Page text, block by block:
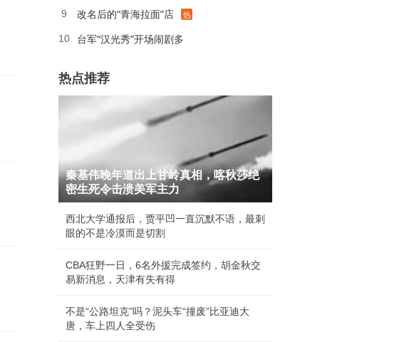
1
2
3
9 改名后的“青海拉面”店 热
10 台军“汉光秀”开场闹剧多
热点推荐
秦基伟晚年道出上甘岭真相，喀秋莎绝
密生死令击溃美军主力
西北大学通报后，贾平凹一直沉默不语，最刺
眼的不是冷漠而是切割
CBA狂野一日，6名外援完成签约，胡金秋交
易新消息，天津有失有得
不是“公路坦克”吗？泥头车“撞废”比亚迪大
唐，车上四人全受伤